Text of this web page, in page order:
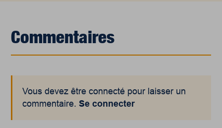
Commentaires
Vous devez être connecté pour laisser un
commentaire.Se connecter